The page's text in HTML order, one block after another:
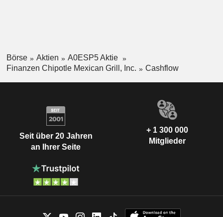
Börse Aktien
A0ESP5 Aktie
Finanzen Chipotle Mexican Grill, Inc.
Cashflow
Seit über 20 Jahren
an Ihrer Seite
+ 1 300 000
Mitglieder